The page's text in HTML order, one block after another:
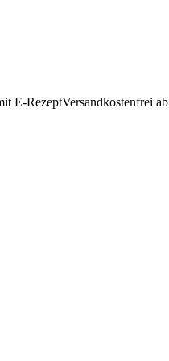
E-RezeptVersandkostenfrei